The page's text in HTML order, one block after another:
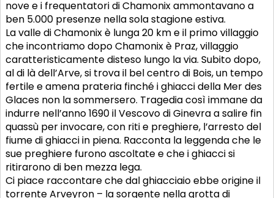
nove e i frequentatori di Chamonix ammontavano a
ben 5.000 presenze nella sola stagione estiva.
La valle di Chamonix è lunga 20 km e il primo villaggio
che incontriamo dopo Chamonix è Praz, villaggio
caratteristicamente disteso lungo la via. Subito dopo,
al di là dell’Arve, si trova il bel centro di Bois, un tempo
fertile e amena prateria finché i ghiacci della Mer des
Glaces non la sommersero. Tragedia così immane da
indurre nell’anno 1690 il Vescovo di Ginevra a salire fin
quassù per invocare, con riti e preghiere, l’arresto del
fiume di ghiacci in piena. Racconta la leggenda che le
sue preghiere furono ascoltate e che i ghiacci si
ritirarono di ben mezza lega.
Ci piace raccontare che dal ghiacciaio ebbe origine il
torrente Arveyron – la sorgente nella grotta di